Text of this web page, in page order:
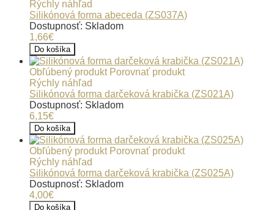
Rýchly náhľad
Silikónová forma abeceda (ZS037A)
Dostupnosť: Skladom
1,66€
Do košíka
Obľúbený produkt Porovnať produkt
Rýchly náhľad
Silikónová forma darčeková krabička (ZS021A)
Dostupnosť: Skladom
6,15€
Do košíka
Obľúbený produkt Porovnať produkt
Rýchly náhľad
Silikónová forma darčeková krabička (ZS025A)
Dostupnosť: Skladom
4,00€
Do košíka